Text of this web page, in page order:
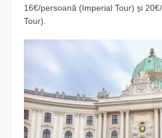
16€/persoană (Imperial Tour) și
Tour).